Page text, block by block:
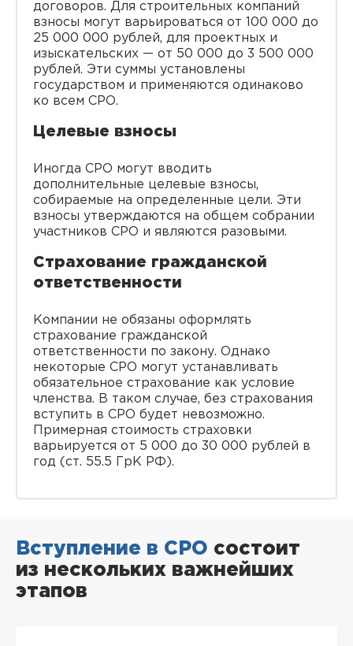
договоров. Для строительных компаний
взносы могут варьироваться от 100 000 до
25 000 000 рублей, для проектных и
изыскательских — от 50 000 до 3 500 000
рублей. Эти суммы установлены
государством и применяются одинаково
ко всем СРО.
Целевые взносы
Иногда СРО могут вводить
дополнительные целевые взносы,
собираемые на определенные цели. Эти
взносы утверждаются на общем собрании
участников СРО и являются разовыми.
Страхование гражданской
ответственности
Компании не обязаны оформлять
страхование гражданской
ответственности по закону. Однако
некоторые СРО могут устанавливать
обязательное страхование как условие
членства. В таком случае, без страхования
вступить в СРО будет невозможно.
Примерная стоимость страховки
варьируется от 5 000 до 30 000 рублей в
год (ст. 55.5 ГрК РФ).
Вступление в СРО состоит
из нескольких важнейших
этапов